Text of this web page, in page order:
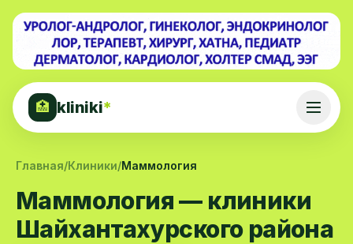
🏥 kliniki*
Главная/Клиники/Маммология
Маммология — клиники
Шайхантахурского района